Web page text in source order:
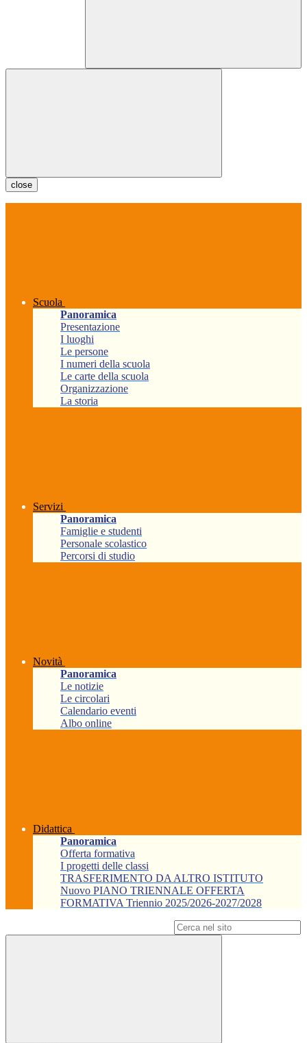
close
Scuola
Panoramica
Presentazione
I luoghi
Le persone
I numeri della scuola
Le carte della scuola
Organizzazione
La storia
Servizi
Panoramica
Famiglie e studenti
Personale scolastico
Percorsi di studio
Novità
Panoramica
Le notizie
Le circolari
Calendario eventi
Albo online
Didattica
Panoramica
Offerta formativa
I progetti delle classi
TRASFERIMENTO DA ALTRO ISTITUTO
Nuovo PIANO TRIENNALE OFFERTA
FORMATIVA Triennio 2025/2026-2027/2028